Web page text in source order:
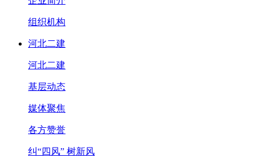
组织机构
河北二建
河北二建
基层动态
媒体聚焦
各方赞誉
纠“四风” 树新风